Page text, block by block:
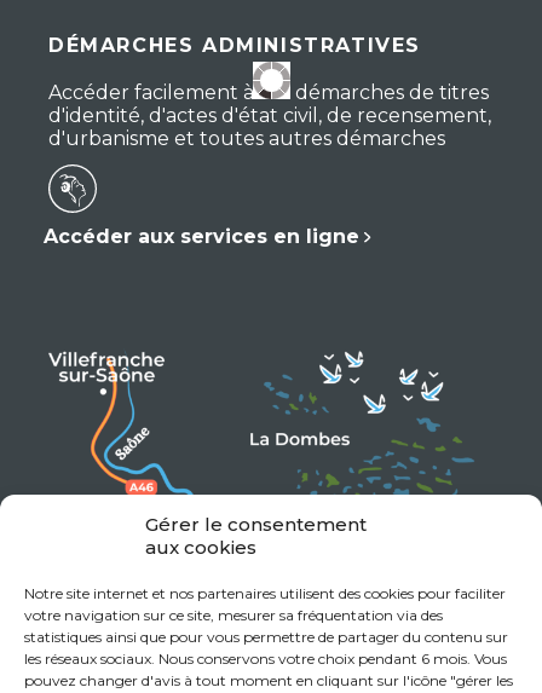
Gérer le consentement
aux cookies
Notre site internet et nos partenaires utilisent des cookies pour faciliter
votre navigation sur ce site, mesurer sa fréquentation via des
statistiques ainsi que pour vous permettre de partager du contenu sur
les réseaux sociaux. Nous conservons votre choix pendant 6 mois. Vous
pouvez changer d'avis à tout moment en cliquant sur l'icône "gérer les
DÉMARCHES ADMINISTRATIVES
Accéder facilement à vos démarches de titres
d'identité, d'actes d'état civil, de recensement,
d'urbanisme et toutes autres démarches
Accéder aux services en ligne